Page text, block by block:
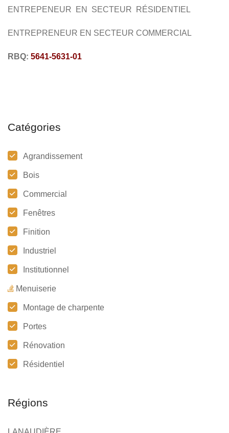
ENTREPENEUR EN SECTEUR RÉSIDENTIEL
ENTREPRENEUR EN SECTEUR COMMERCIAL
RBQ: 5641-5631-01
Catégories
Agrandissement
Bois
Commercial
Fenêtres
Finition
Industriel
Institutionnel
Menuiserie
Montage de charpente
Portes
Rénovation
Résidentiel
Régions